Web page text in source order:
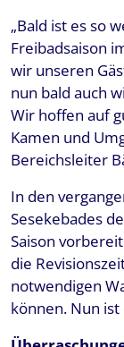
„Bald ist es so
Freibadsaison
wir unseren
nun bald auch
Wir hoffen auf
Kamen und
Bereichsleiter
In den
Sesekebades
Saison
die
notwendigen
können. Nun